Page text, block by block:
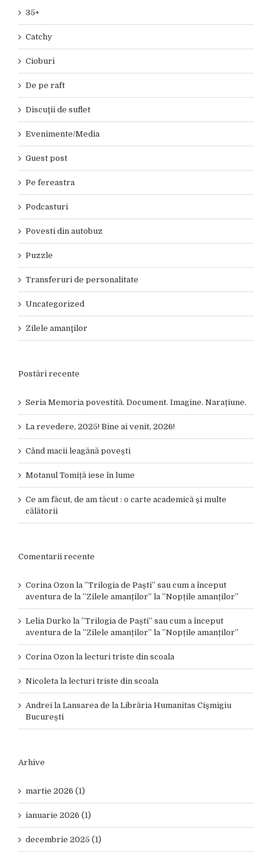
35+
Catchy
Cioburi
De pe raft
Discuţii de suflet
Evenimente/Media
Guest post
Pe fereastra
Podcasturi
Povesti din autobuz
Puzzle
Transferuri de personalitate
Uncategorized
Zilele amanţilor
Postări recente
Seria Memoria povestită. Document. Imagine. Narațiune.
La revedere, 2025! Bine ai venit, 2026!
Când macii leagănă povești
Motanul Tomiță iese în lume
Ce am făcut, de am tăcut : o carte academică și multe
călătorii
Comentarii recente
Corina Ozon la ”Trilogia de Paști” sau cum a început
aventura de la ”Zilele amanților” la ”Nopțile amanților”
Lelia Durko la ”Trilogia de Paști” sau cum a început
aventura de la ”Zilele amanților” la ”Nopțile amanților”
Corina Ozon la lecturi triste din scoala
Nicoleta la lecturi triste din scoala
Andrei la Lansarea de la Librăria Humanitas Cișmigiu
București
Arhive
martie 2026 (1)
ianuarie 2026 (1)
decembrie 2025 (1)